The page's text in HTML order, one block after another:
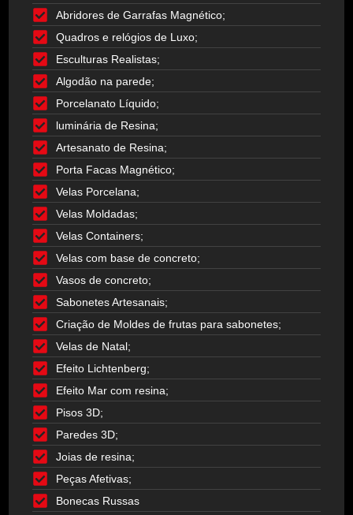
Abridores de Garrafas Magnético;
Quadros e relógios de Luxo;
Esculturas Realistas;
Algodão na parede;
Porcelanato Líquido;
luminária de Resina;
Artesanato de Resina;
Porta Facas Magnético;
Velas Porcelana;
Velas Moldadas;
Velas Containers;
Velas com base de concreto;
Vasos de concreto;
Sabonetes Artesanais;
Criação de Moldes de frutas para sabonetes;
Velas de Natal;
Efeito Lichtenberg;
Efeito Mar com resina;
Pisos 3D;
Paredes 3D;
Joias de resina;
Peças Afetivas;
Bonecas Russas